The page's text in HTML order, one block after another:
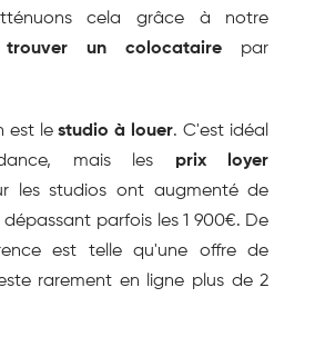
cela grâce à notre
trouver un colocataire par
est le studio à louer. C'est idéal
mais les prix loyer
les studios ont augmenté de
dépassant parfois les 1 900€. De
rarement en ligne plus de 2